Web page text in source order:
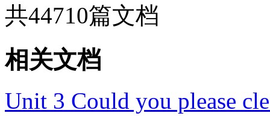
共44710篇文档
相关文档
Unit 3 Could you please